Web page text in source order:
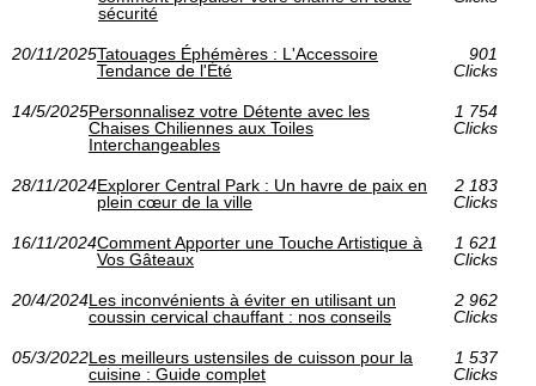
sécurité
20/11/2025Tatouages Éphémères : L'Accessoire
Tendance de l'Été
901
Clicks
14/5/2025Personnalisez votre Détente avec les
Chaises Chiliennes aux Toiles
Interchangeables
1 754
Clicks
28/11/2024Explorer Central Park : Un havre de paix en
plein cœur de la ville
2 183
Clicks
16/11/2024Comment Apporter une Touche Artistique à
Vos Gâteaux
1 621
Clicks
20/4/2024Les inconvénients à éviter en utilisant un
coussin cervical chauffant : nos conseils
2 962
Clicks
05/3/2022Les meilleurs ustensiles de cuisson pour la
cuisine : Guide complet
1 537
Clicks